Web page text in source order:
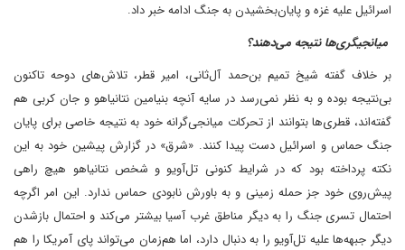
اسرائیل علیه غزه و پایان‌بخشیدن به جنگ ادامه خبر داد.
‌ میانجیگری‌ها نتیجه می‌دهند؟
بر خلاف گفته شیخ تمیم بن‌حمد آل‌ثانی، امیر قطر، تلاش‌های دوحه تاکنون
بی‌نتیجه بوده و به نظر نمی‌رسد در سایه آنچه بنیامین نتانیاهو و جان کربی هم
گفته‌اند، قطری‌ها بتوانند از تحرکات میانجی‌گرانه خود به نتیجه خاصی برای پایان
جنگ حماس و اسرائیل دست پیدا کنند. «شرق» در گزارش پیشین خود به این
نکته پرداخته بود که در شرایط کنونی تل‌‌آویو و شخص نتانیاهو هیچ راهی
پیش‌روی خود جز حمله زمینی و به باورش نابودی حماس ندارد. این امر اگرچه
احتمال تسری جنگ را به دیگر مناطق غرب آسیا بیشتر می‌کند و احتمال بازشدن
دیگر جبهه‌ها علیه تل‌‌آویو را به دنبال دارد، اما هم‌زمان می‌تواند پای آمریکا را هم